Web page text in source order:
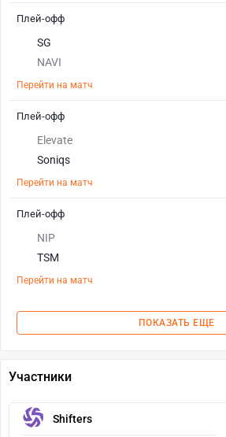
SG
NAVI
Перейти на матч
Плей-офф
Elevate
Soniqs
Перейти на матч
Плей-офф
NIP
TSM
Перейти на матч
Плей-офф
ПОКАЗАТЬ ЕЩЕ
Участники
Shifters